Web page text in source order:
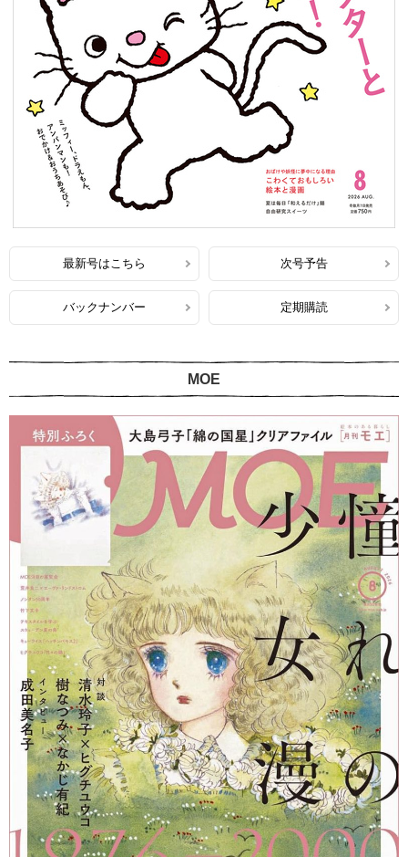
最新号はこちら 次号予告
バックナンバー 定期購読
MOE